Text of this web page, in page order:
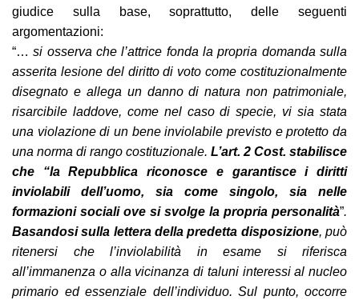
giudice sulla base, soprattutto, delle seguenti
argomentazioni:
“…si osserva che l’attrice fonda la propria domanda sulla
asserita lesione del diritto di voto come costituzionalmente
disegnato e allega un danno di natura non patrimoniale,
risarcibile laddove, come nel caso di specie, vi sia stata
una violazione di un bene inviolabile previsto e protetto da
una norma di rango costituzionale. L’art. 2 Cost. stabilisce
che “la Repubblica riconosce e garantisce i diritti
inviolabili dell’uomo, sia come singolo, sia nelle
formazioni sociali ove si svolge la propria personalità”.
Basandosi sulla lettera della predetta disposizione, può
ritenersi che l’inviolabilità in esame si riferisca
all’immanenza o alla vicinanza di taluni interessi al nucleo
primario ed essenziale dell’individuo. Sul punto, occorre